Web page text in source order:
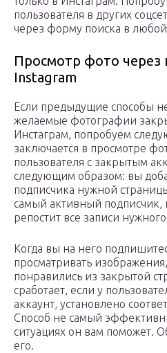
пользователя в других
через форму поиска в
Просмотр фото через
Instagram
Если предыдущие способы
желаемые фотографии
Инстаграм, попробуем
заключается в просмотре
пользователя с закрытым
следующим образом: вы
подписчика нужной
самый активный подписчик,
репостит все записи
Когда вы на него
просматривать
понравились из закрытой
сработает, если у
аккаунт, установлено
Способ не самый
ситуациях он вам поможет.
его.